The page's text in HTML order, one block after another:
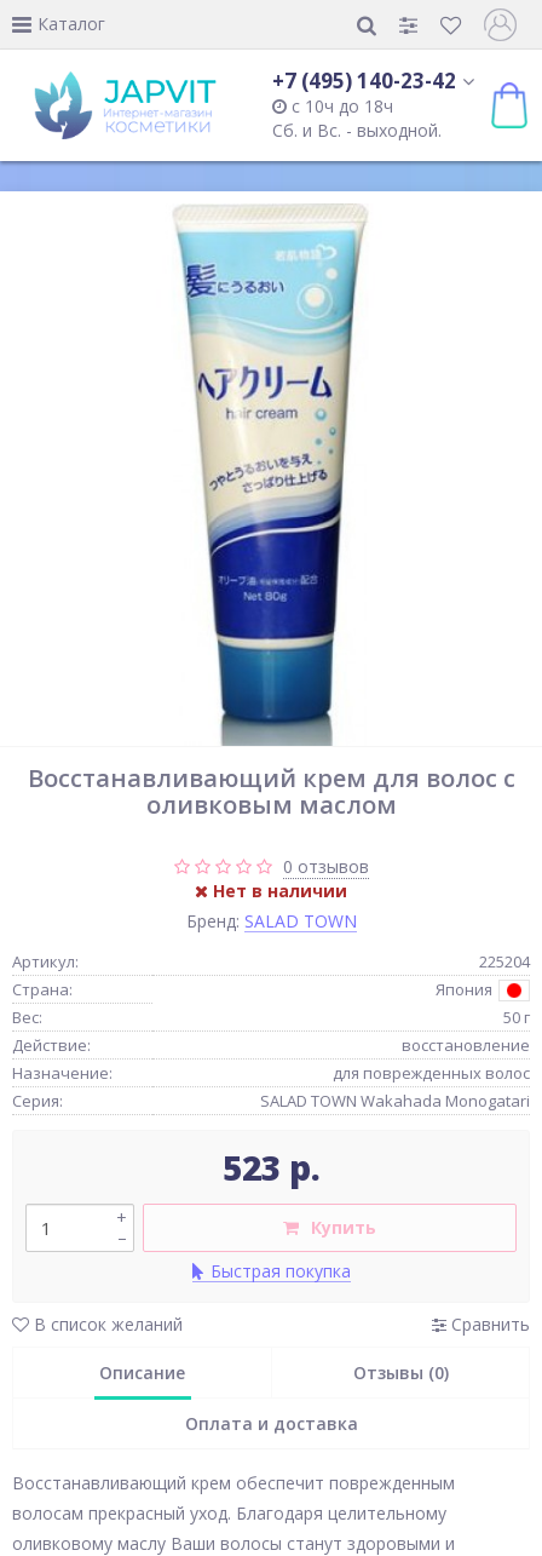
Каталог
+7 (495) 140-23-42
с 10ч до 18ч
Сб. и Вс. - выходной.
Восстанавливающий крем для волос с
оливковым маслом
0 отзывов
Нет в наличии
Бренд: SALAD TOWN
Артикул:
225204
Страна:
Япония
Вес:
50 г
Действие:
восстановление
Назначение:
для поврежденных волос
Серия:
SALAD TOWN Wakahada Monogatari
523 р.
–
+
Купить
Быстрая покупка
В список желаний Сравнить
Описание Отзывы (0)
Оплата и доставка
Восстанавливающий крем обеспечит поврежденным
волосам прекрасный уход. Благодаря целительному
оливковому маслу Ваши волосы станут здоровыми и